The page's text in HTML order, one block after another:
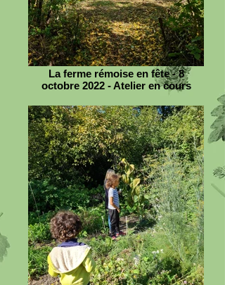
La ferme rémoise en fête - 8
octobre 2022 - Atelier en cours